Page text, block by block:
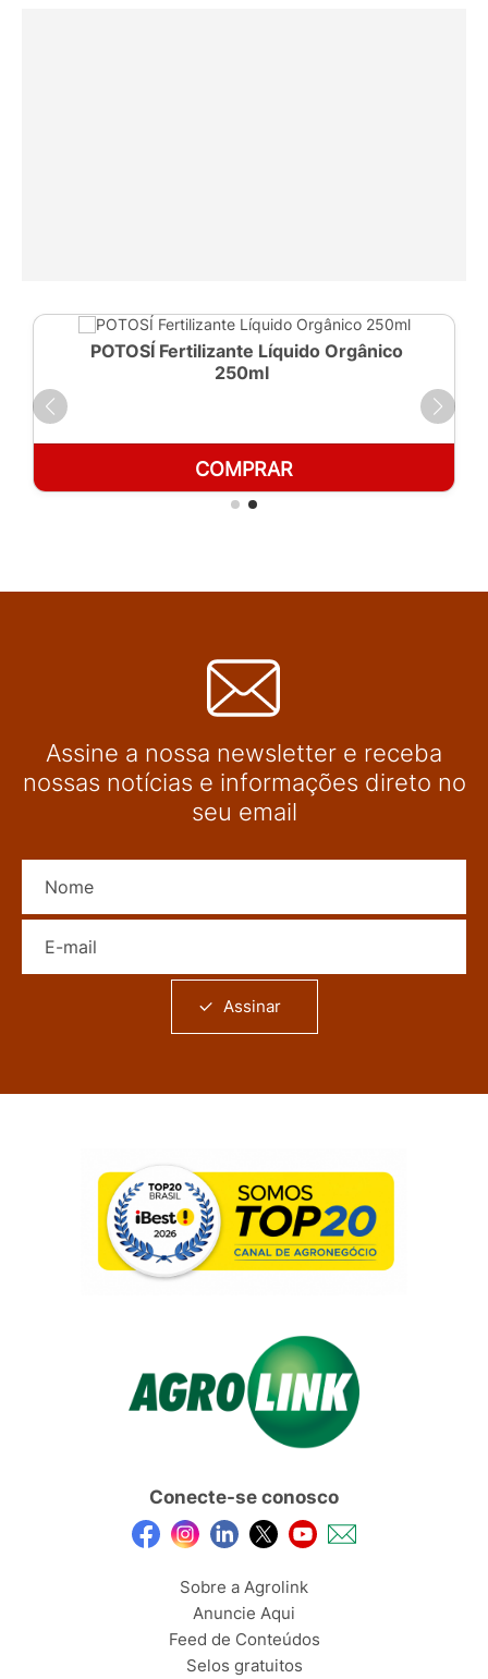
POTOSÍ Fertilizante Líquido Orgânico
250ml
COMPRAR
Assine a nossa newsletter e receba
nossas notícias e informações direto no
seu email
Assinar
Conecte-se conosco
Sobre a Agrolink
Anuncie Aqui
Feed de Conteúdos
Selos gratuitos